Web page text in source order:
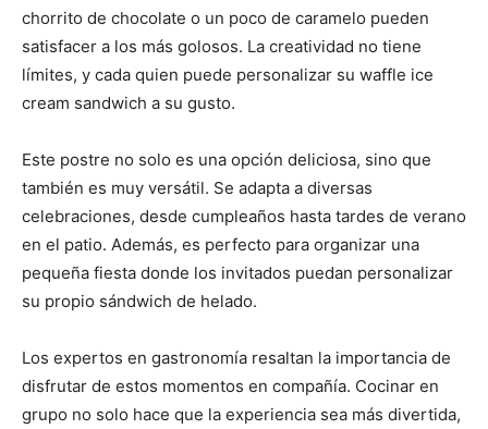
chorrito de chocolate o un poco de caramelo pueden
satisfacer a los más golosos. La creatividad no tiene
límites, y cada quien puede personalizar su waffle ice
cream sandwich a su gusto.
Este postre no solo es una opción deliciosa, sino que
también es muy versátil. Se adapta a diversas
celebraciones, desde cumpleaños hasta tardes de verano
en el patio. Además, es perfecto para organizar una
pequeña fiesta donde los invitados puedan personalizar
su propio sándwich de helado.
Los expertos en gastronomía resaltan la importancia de
disfrutar de estos momentos en compañía. Cocinar en
grupo no solo hace que la experiencia sea más divertida,